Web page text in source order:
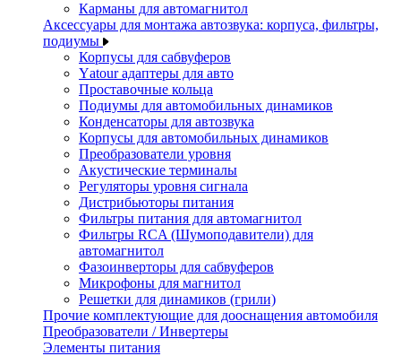
Карманы для автомагнитол
Аксессуары для монтажа автозвука: корпуса, фильтры,
подиумы
Корпусы для сабвуферов
Yаtour адаптеры для авто
Проставочные кольца
Подиумы для автомобильных динамиков
Конденсаторы для автозвука
Корпусы для автомобильных динамиков
Преобразователи уровня
Акустические терминалы
Регуляторы уровня сигнала
Дистрибьюторы питания
Фильтры питания для автомагнитол
Фильтры RCA (Шумоподавители) для
автомагнитол
Фазоинверторы для сабвуферов
Микрофоны для магнитол
Решетки для динамиков (грили)
Прочие комплектующие для дооснащения автомобиля
Преобразователи / Инвертеры
Элементы питания